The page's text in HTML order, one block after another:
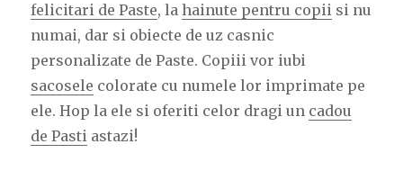
felicitari de Paste, lahainute pentru copii si nu
numai, dar si obiecte de uz casnic
personalizate de Paste. Copiii vor iubi
sacosele colorate cu numele lor imprimate pe
ele. Hop la ele si oferiti celor dragi un cadou
de Pasti astazi!